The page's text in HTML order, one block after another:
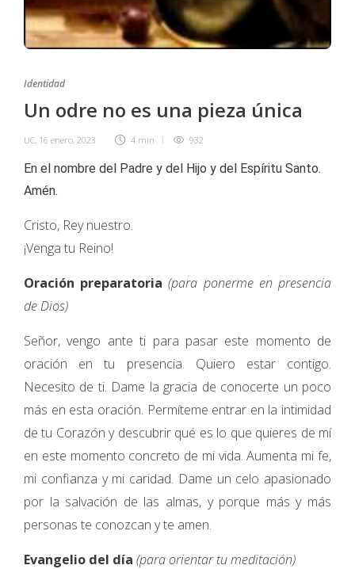
Identidad
Un odre no es una pieza única
UC, 16 enero, 2023 4 min 932
En el nombre del Padre y del Hijo y del Espíritu Santo.
Amén.
Cristo, Rey nuestro.
¡Venga tu Reino!
Oración preparatoria (para ponerme en presencia
de Dios)
Señor, vengo ante ti para pasar este momento de
oración en tu presencia. Quiero estar contigo.
Necesito de ti. Dame la gracia de conocerte un poco
más en esta oración. Permíteme entrar en la intimidad
de tu Corazón y descubrir qué es lo que quieres de mí
en este momento concreto de mi vida. Aumenta mi fe,
mi confianza y mi caridad. Dame un celo apasionado
por la salvación de las almas, y porque más y más
personas te conozcan y te amen.
Evangelio del día (para orientar tu meditación)